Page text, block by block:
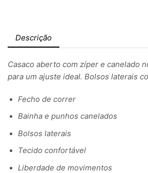
Descrição
Casaco aberto com zíper e canelado
para um ajuste ideal. Bolsos laterais
Fecho de correr
Bainha e punhos canelados
Bolsos laterais
Tecido confortável
Liberdade de movimentos